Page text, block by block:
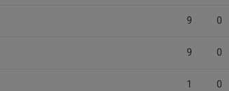
9 0
9 0
1 0